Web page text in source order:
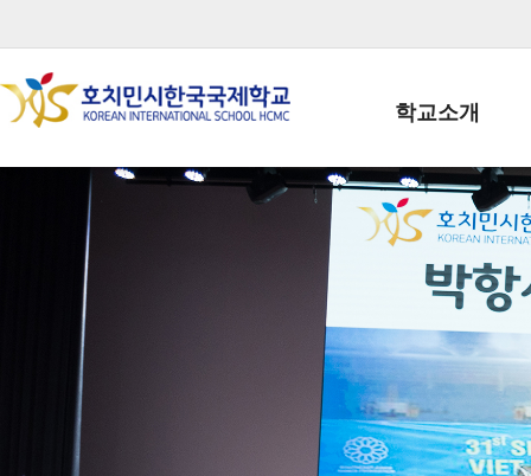
학교소개
학교장인사말
학생회장인사말
학교상징
학교 CI
교직원현황
학생현황
위치/전화